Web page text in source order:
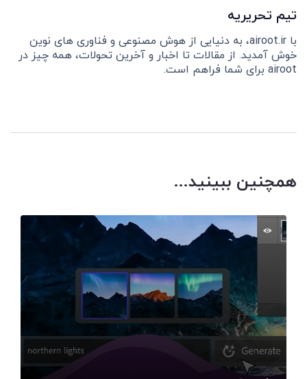
تیم تحریریه
با airoot.ir، به دنیایی از هوش مصنوعی و فناوری های نوین
خوش آمدید. از مقالات تا اخبار و آخرین تحولات، همه چیز در
airoot برای شما فراهم است.
همچنین ببینید...